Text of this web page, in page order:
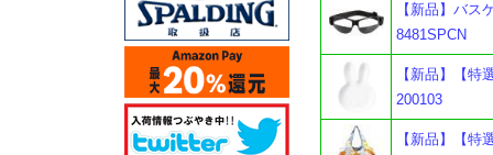
【新品】バ
8481SPCN
【新品】【
200103
【新品】【特